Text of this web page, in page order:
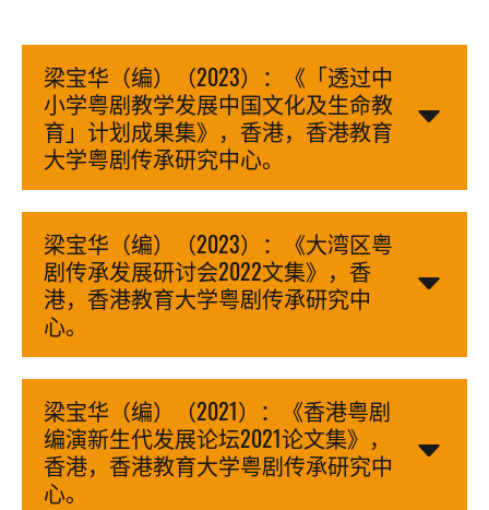
梁宝华（编）（2023）：《「透过中
小学粤剧教学发展中国文化及生命教
育」计划成果集》，香港，香港教育
大学粤剧传承研究中心。
梁宝华（编）（2023）：《大湾区粤
剧传承发展研讨会2022文集》，香
港，香港教育大学粤剧传承研究中
心。
梁宝华（编）（2021）：《香港粤剧
编演新生代发展论坛2021论文集》，
香港，香港教育大学粤剧传承研究中
心。